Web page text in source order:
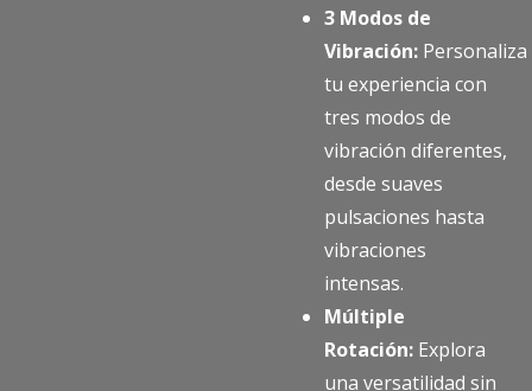
3 Modos de
Vibración: Personaliza
tu experiencia con
tres modos de
vibración diferentes,
desde suaves
pulsaciones hasta
vibraciones
intensas.
Múltiple
Rotación: Explora
una versatilidad sin